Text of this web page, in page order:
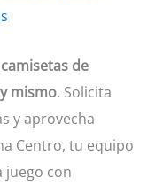
de
mismo. Solicita
y aprovecha
Centro, tu equipo
juego con